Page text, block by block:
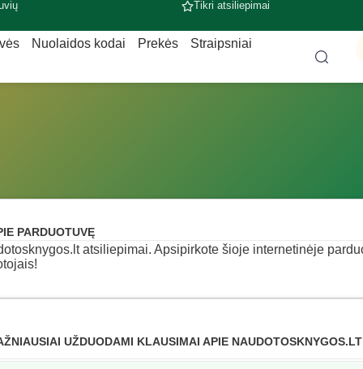
Tikri atsiliepimai
Nuolaidos kodai Prekės Straipsniai
PARDUOTUVĘ
atsiliepimai. Apsipirkote šioje internetinėje
UŽDUODAMI KLAUSIMAI APIE NAUDOTOSKNYGOS.LT